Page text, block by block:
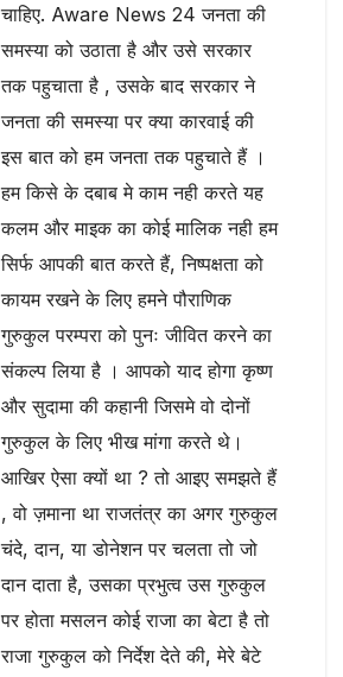
चाहिए. Aware News 24 जनता की
समस्या को उठाता है और उसे सरकार
तक पहुचाता है , उसके बाद सरकार ने
जनता की समस्या पर क्या कारवाई की
इस बात को हम जनता तक पहुचाते हैं ।
हम किसे के दबाब मे काम नही करते यह
कलम और माइक का कोई मालिक नही हम
सिर्फ आपकी बात करते हैं, निष्पक्षता को
कायम रखने के लिए हमने पौराणिक
गुरुकुल परम्परा को पुनः जीवित करने का
संकल्प लिया है । आपको याद होगा कृष्ण
और सुदामा की कहानी जिसमे वो दोनों
गुरुकुल के लिए भीख मांगा करते थे।
आखिर ऐसा क्यों था ? तो आइए समझते हैं
, वो ज़माना था राजतंत्र का अगर गुरुकुल
चंदे, दान, या डोनेशन पर चलता तो जो
दान दाता है, उसका प्रभुत्व उस गुरुकुल
पर होता मसलन कोई राजा का बेटा है तो
राजा गुरुकुल को निर्देश देते की, मेरे बेटे